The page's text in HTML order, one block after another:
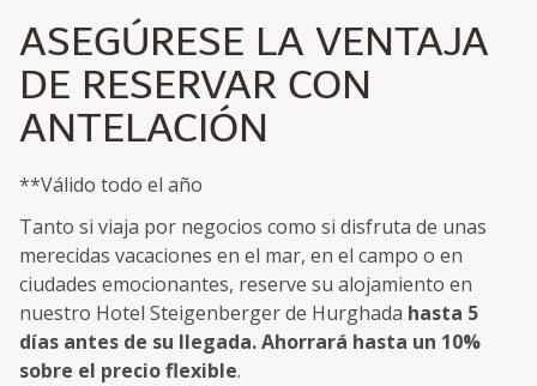
ASEGÚRESE LA VENTAJA
DE RESERVAR CON
ANTELACIÓN
**Válido todo el año
Tanto si viaja por negocios como si disfruta de unas
merecidas vacaciones en el mar, en el campo o en
ciudades emocionantes, reserve su alojamiento en
nuestro Hotel Steigenberger de Hurghada hasta 5
días antes de su llegada. Ahorrará hasta un 10%
sobre el precio flexible.